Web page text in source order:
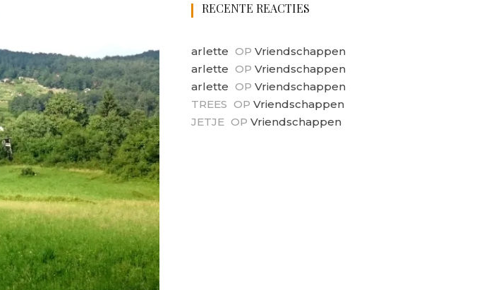
RECENTE REACTIES
arlette OP Vriendschappen
arlette OP Vriendschappen
arlette OP Vriendschappen
TREES OP Vriendschappen
JETJE OP Vriendschappen